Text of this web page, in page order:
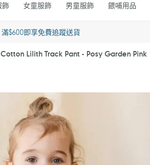
飾 女童服飾 男童服飾 餵哺用品
滿$600即享免費追蹤送貨
Lilith Track Pant - Posy Garden Pink